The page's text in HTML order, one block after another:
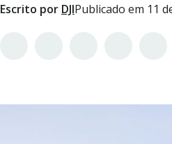
Escrito por DJIPublicado em 11